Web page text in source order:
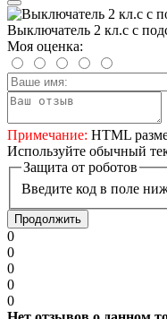
Выключатель 2 кл.c с
Моя оценка:
Примечание: HTML
Используйте обычный
Защита от роботов
Введите код в поле
Продолжить
0
0
0
0
0